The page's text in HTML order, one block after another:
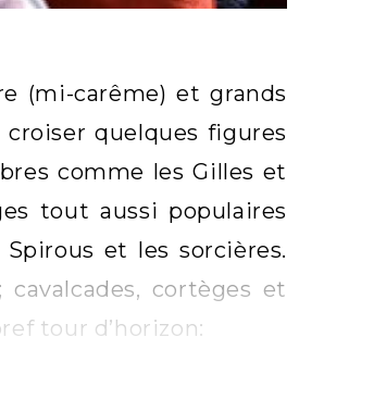
(mi-carême) et grands
quelques figures
comme les Gilles et
tout aussi populaires
et les sorcières.
cortèges et
tour d’horizon: